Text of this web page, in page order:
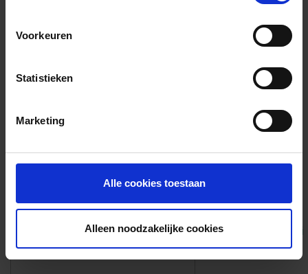
Voorkeuren
Statistieken
Marketing
Alle cookies toestaan
Alleen noodzakelijke cookies
Foto’s ({{photos.length}})
Eigen foto’s